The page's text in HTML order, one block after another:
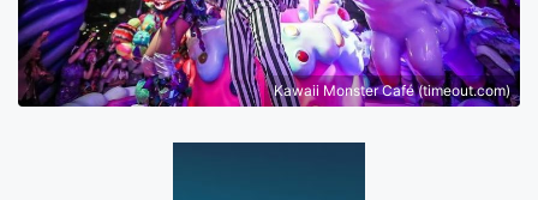
Kawaii Monster Café (timeout.com)